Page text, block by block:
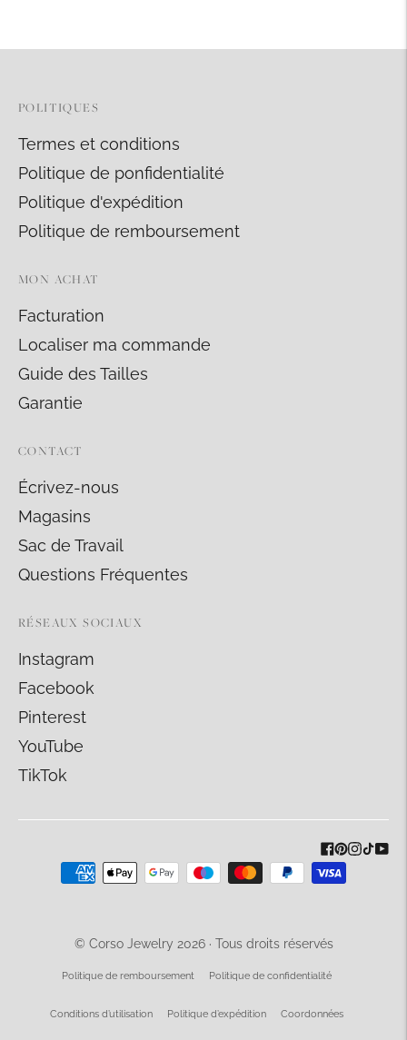
POLITIQUES
Termes et conditions
Politique de ponfidentialité
Politique d'expédition
Politique de remboursement
MON ACHAT
Facturation
Localiser ma commande
Guide des Tailles
Garantie
CONTACT
Écrivez-nous
Magasins
Sac de Travail
Questions Fréquentes
RÉSEAUX SOCIAUX
Instagram
Facebook
Pinterest
YouTube
TikTok
Méthodes
acceptées© Corso Jewelry 2026 · Tous droits réservés
Politique de remboursement Politique de confidentialité
Conditions d’utilisation Politique d’expédition Coordonnées